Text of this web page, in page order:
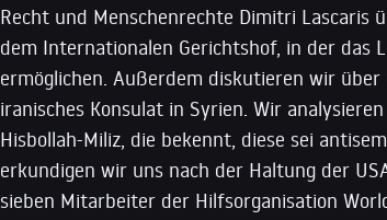
Recht und Menschenrechte Dimitri Lascaris
dem Internationalen Gerichtshof, in der das
ermöglichen. Außerdem diskutieren wir
iranisches Konsulat in Syrien. Wir
Hisbollah-Miliz, die bekennt, diese sei
erkundigen wir uns nach der Haltung der
sieben Mitarbeiter der Hilfsorganisation